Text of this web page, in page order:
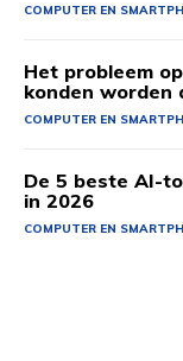
COMPUTER EN
Het probleem
konden worden
COMPUTER EN
De 5 beste AI-
in 2026
COMPUTER EN